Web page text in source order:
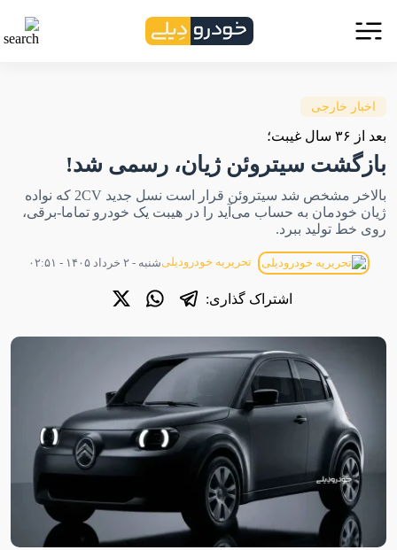
اخبار خارجی
بعد از ۳۶ سال غیبت؛
بازگشت سیتروئن ژیان، رسمی شد!
بالاخر مشخص شد سیتروئن قرار است نسل جدید 2CV که نواده
ژیان خودمان به حساب می‌آید را در هیبت یک خودرو تماما-برقی،
روی خط تولید ببرد.
تحریریه خودرودیلیشنبه - ۲ خرداد ۱۴۰۵ - ۰۲:۵۱
اشتراک گذاری: